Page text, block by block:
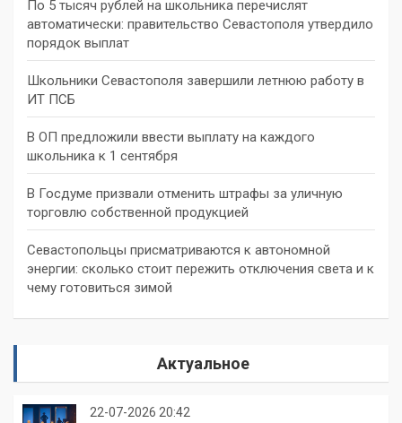
По 5 тысяч рублей на школьника перечислят
автоматически: правительство Севастополя утвердило
порядок выплат
Школьники Севастополя завершили летнюю работу в
ИТ ПСБ
В ОП предложили ввести выплату на каждого
школьника к 1 сентября
В Госдуме призвали отменить штрафы за уличную
торговлю собственной продукцией
Севастопольцы присматриваются к автономной
энергии: сколько стоит пережить отключения света и к
чему готовиться зимой
Актуальное
22-07-2026 20:42